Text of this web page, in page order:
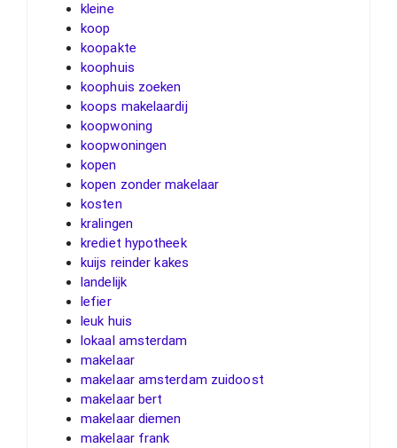
kleine
koop
koopakte
koophuis
koophuis zoeken
koops makelaardij
koopwoning
koopwoningen
kopen
kopen zonder makelaar
kosten
kralingen
krediet hypotheek
kuijs reinder kakes
landelijk
lefier
leuk huis
lokaal amsterdam
makelaar
makelaar amsterdam zuidoost
makelaar bert
makelaar diemen
makelaar frank